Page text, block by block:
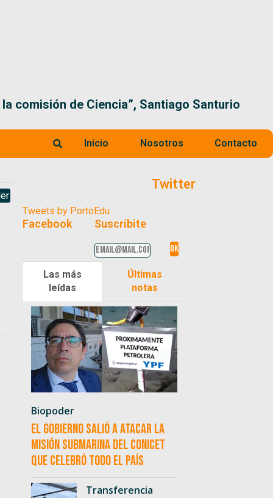
comisión de Ciencia”, Santiago Santurio
Inicio Nosotros Contacto
Twitter
Tweets by PortoEdu
Facebook Suscribite
Las más
leídas
Últimas
notas
Biopoder
El Gobierno salió a atacar la
misión submarina del CONICET
que celebró todo el país
Transferencia